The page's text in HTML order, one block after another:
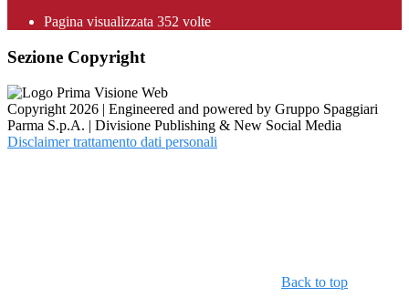
Pagina visualizzata 352 volte
Sezione Copyright
Copyright 2026 | Engineered and powered by Gruppo Spaggiari
Parma S.p.A. | Divisione Publishing & New Social Media
Disclaimer trattamento dati personali
Back to top